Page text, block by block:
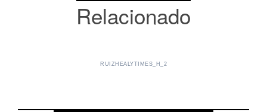
Relacionado
RUIZHEALYTIMES_H_2